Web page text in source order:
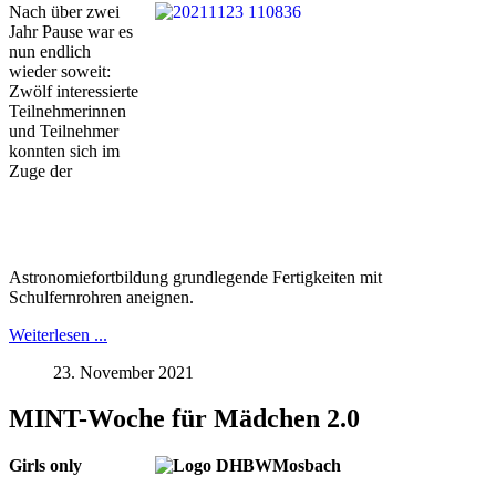
Nach über zwei
Jahr Pause war es
nun endlich
wieder soweit:
Zwölf interessierte
Teilnehmerinnen
und Teilnehmer
konnten sich im
Zuge der
Astronomiefortbildung grundlegende Fertigkeiten mit
Schulfernrohren aneignen.
Weiterlesen ...
23. November 2021
MINT-Woche für Mädchen 2.0
Girls only